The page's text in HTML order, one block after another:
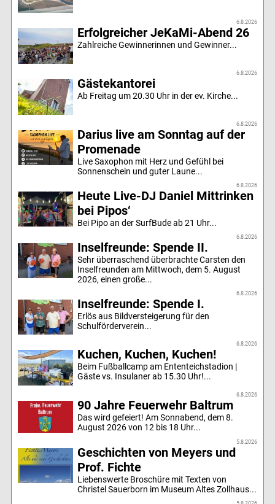
6.8.2026
Erfolgreicher JeKaMi-Abend 26
Zahlreiche Gewinnerinnen und Gewinner...
6.8.2026
Gästekantorei
Ab Freitag um 20.30 Uhr in der ev. Kirche...
6.8.2026
Darius live am Sonntag auf der
Promenade
Live Saxophon mit Herz und Gefühl bei
Sonnenschein und guter Laune...
6.8.2026
Heute Live-DJ Daniel Mittrinken
bei Pipos‘
Bei Pipo an der SurfBude ab 21 Uhr...
6.8.2026
Inselfreunde: Spende II.
Sehr überraschend überbrachte Carsten den
Inselfreunden am Mittwoch, dem 5. August
2026, einen große...
6.8.2026
Inselfreunde: Spende I.
Erlös aus Bildversteigerung für den
Schulförderverein...
6.8.2026
Kuchen, Kuchen, Kuchen!
Beim Fußballcamp am Ententeichstadion |
Gäste vs. Insulaner ab 15.30 Uhr!...
6.8.2026
90 Jahre Feuerwehr Baltrum
Das wird gefeiert! Am Sonnabend, dem 8.
August 2026 von 12 bis 18 Uhr...
5.8.2026
Geschichten von Meyers und
Prof. Fichte
Liebenswerte Broschüre mit Texten von
Christel Sauerborn im Museum Altes Zollhaus...